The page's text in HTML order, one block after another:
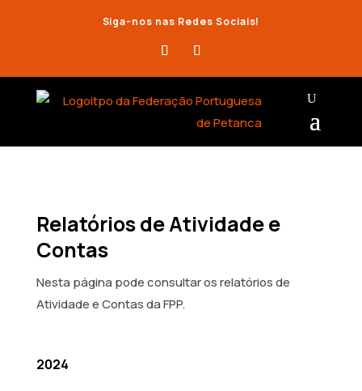
Siga-nos nas Redes Sociais!
Relatórios de Atividade e
Contas
Nesta página pode consultar os relatórios de
Atividade e Contas da FPP.
2024